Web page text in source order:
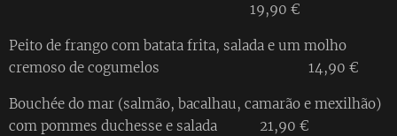
19,90 €
Peito de frango com batata frita, salada e um molho
cremoso de cogumelos 14,90 €
Bouchée do mar (salmão, bacalhau, camarão e mexilhão)
com pommes duchesse e salada 21,90 €